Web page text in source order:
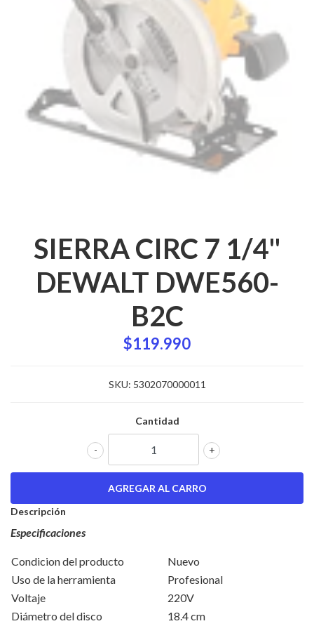
SIERRA CIRC 7 1/4"
DEWALT DWE560-
B2C
$119.990
SKU: 5302070000011
Cantidad
+
-
Descripción
Especificaciones
Condicion del producto
Nuevo
Uso de la herramienta
Profesional
Voltaje
220V
Diámetro del disco
18.4 cm